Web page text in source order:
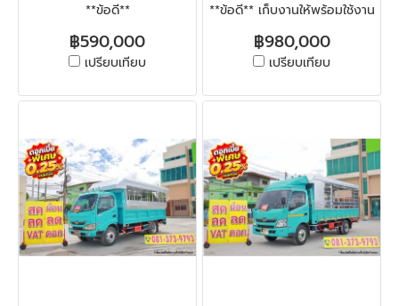
**ข้อดี**
฿590,000
เปรียบเทียบ
**ข้อดี** เก็บงานให้พร้อมใช้งาน
฿980,000
เปรียบเทียบ